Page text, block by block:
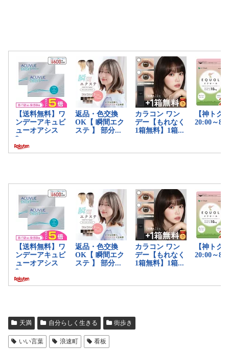
天満 自分らしく生きる 街歩き
いい言葉 浪速町 看板